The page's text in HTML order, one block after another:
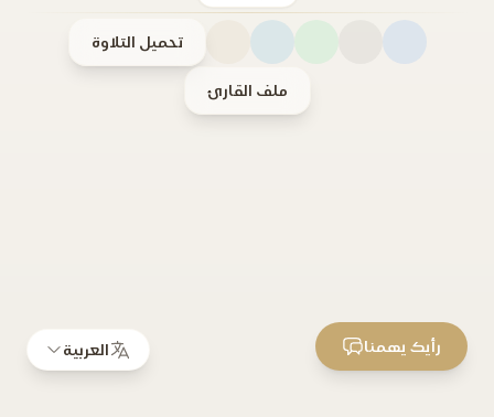
تحميل التلاوة
ملف القارئ
العربية رأيك يهمنا